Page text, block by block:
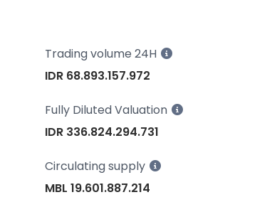
Trading volume 24H
IDR 68.893.157.972
Fully Diluted Valuation
IDR 336.824.294.731
Circulating supply
MBL 19.601.887.214